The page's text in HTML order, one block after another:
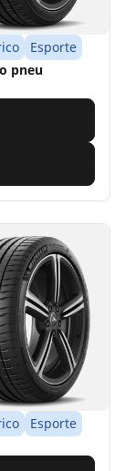
Esporte
pneu
Esporte